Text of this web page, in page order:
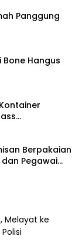
Panggung
Hangus
Berpakaian
dan Pegawai
Sentuh Atm
Melayat ke